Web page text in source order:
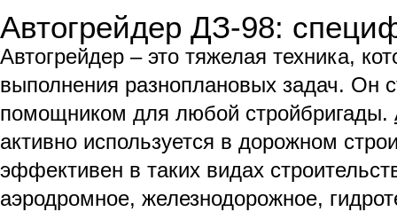
Автогрейдер ДЗ-98:
Автогрейдер – это тяжелая техника,
выполнения разноплановых задач. Он
помощником для любой стройбригады.
активно используется в дорожном
эффективен в таких видах
аэродромное, железнодорожное,